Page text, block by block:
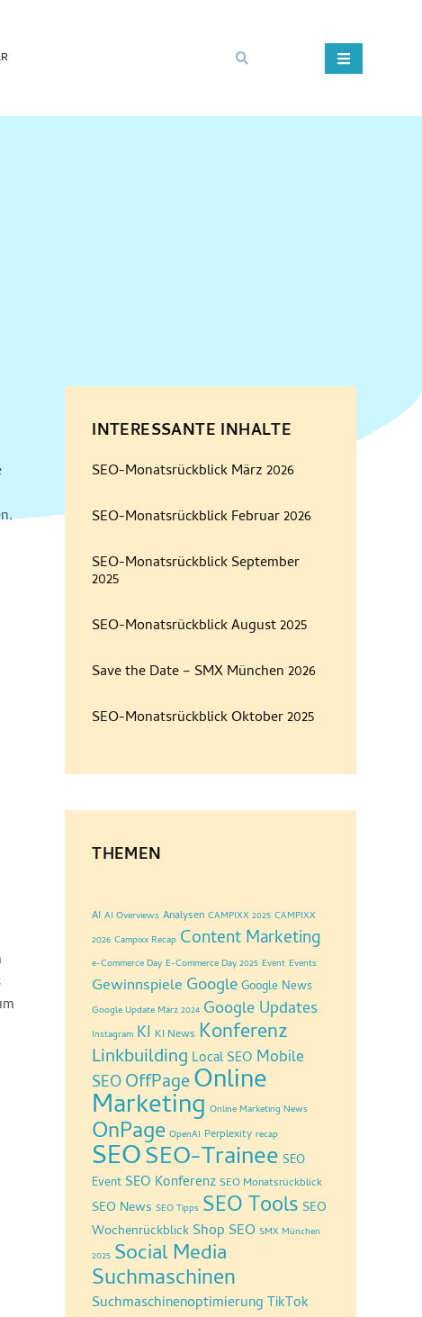
INTERESSANTE INHALTE
SEO-Monatsrückblick März 2026
SEO-Monatsrückblick Februar 2026
SEO-Monatsrückblick September
2025
SEO-Monatsrückblick August 2025
Save the Date – SMX München 2026
SEO-Monatsrückblick Oktober 2025
THEMEN
AI AI Overviews Analysen CAMPIXX 2025 CAMPIXX
2026 Campixx Recap Content Marketing
e-Commerce Day E-Commerce Day 2025 Event Events
Gewinnspiele GoogleGoogle News
Google Update März 2024 Google Updates
Instagram KI KI News Konferenz
Linkbuilding Local SEO Mobile
SEOOffPageOnline
Marketing Online Marketing News
OnPage OpenAI Perplexity recap
SEOSEO-Trainee SEO
Event SEO Konferenz SEO Monatsrückblick
SEO News SEO Tipps SEO Tools SEO
Wochenrückblick Shop SEO SMX München
2025 Social Media
Suchmaschinen
Suchmaschinenoptimierung TikTok